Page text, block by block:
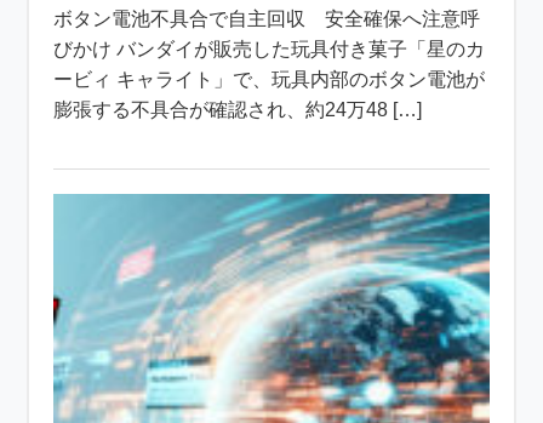
ボタン電池不具合で自主回収 安全確保へ注意呼
びかけ バンダイが販売した玩具付き菓子「星のカ
ービィ キャライト」で、玩具内部のボタン電池が
膨張する不具合が確認され、約24万48 […]